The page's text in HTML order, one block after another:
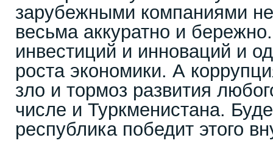
зарубежными компаниями
весьма аккуратно и
инвестиций и инноваций и
роста экономики. А
зло и тормоз развития
числе и Туркменистана.
республика победит этого